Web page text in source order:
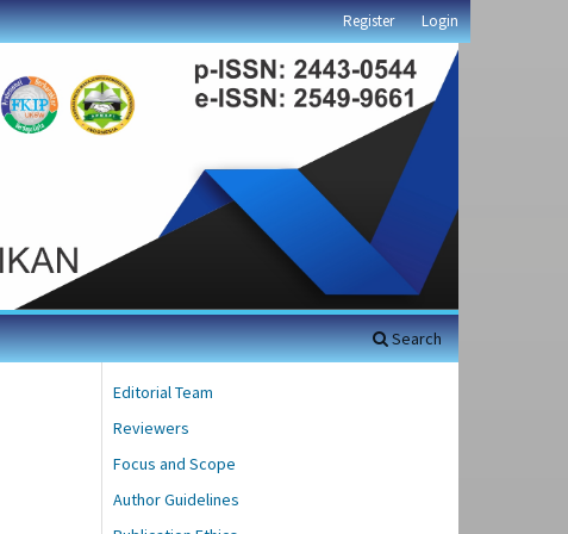
Search
Register Login
Editorial Team
Reviewers
Focus and Scope
Author Guidelines